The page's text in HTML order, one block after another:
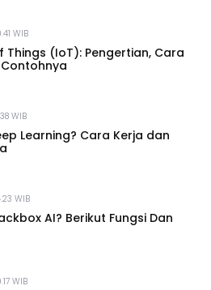
WIB
Things (IoT): Pengertian, Cara
WIB
Learning? Cara Kerja dan
WIB
AI? Berikut Fungsi Dan
WIB